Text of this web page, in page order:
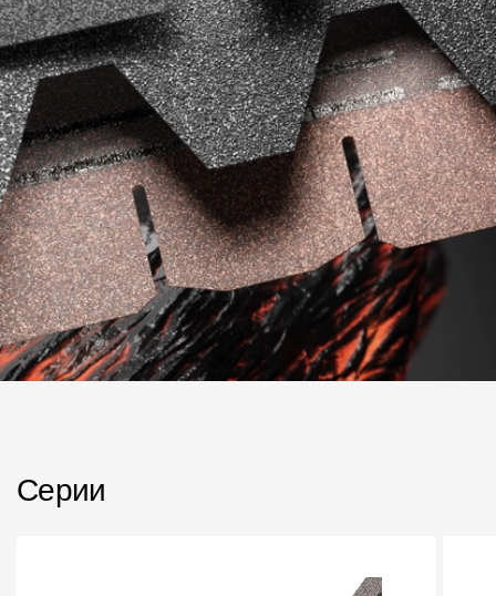
Пленки и мембраны
Мягкая кровля
Однослойная черепица
Ламинированная черепица
Комплектующие к кровле
Кровельная вентиляция
Водостоки
Водосборник
Серии